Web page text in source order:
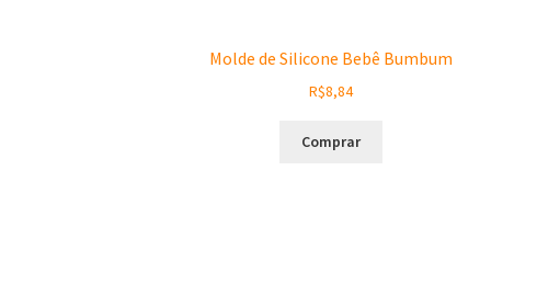
Molde de Silicone Bebê Bumbum
R$8,84
Comprar